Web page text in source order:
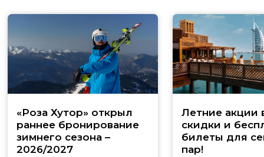
«Роза Хутор» открыл
раннее бронирование
зимнего сезона –
2026/2027
Летние акции
скидки и
билеты для
пар!